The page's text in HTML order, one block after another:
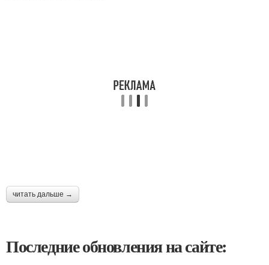
читать дальше →
Последние обновления на сайте: